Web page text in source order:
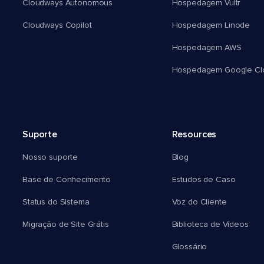
Cloudways Autonomous
Cloudways Copilot
Hospedagem Vultr
Hospedagem Linode
Hospedagem AWS
Hospedagem Google
Suporte
Nosso suporte
Base de Conhecimento
Status do Sistema
Migração de Site Grátis
Resources
Blog
Estudos de Caso
Voz do Cliente
Biblioteca de Vídeos
Glossário